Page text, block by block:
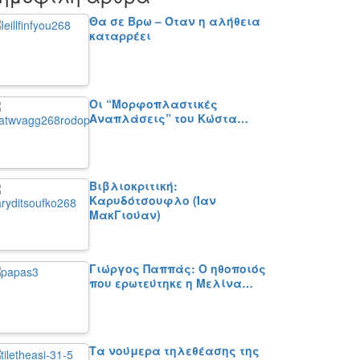
Θα σε Βρω – Όταν η αλήθεια
καταρρέει
Οι “Μορφοπλαστικές
Αναπλάσεις” του Κώστα…
Βιβλιοκριτική:
Καρυδότσουφλο (Ίαν
ΜακΓιούαν)
Γιώργος Παππάς: Ο ηθοποιός
που ερωτεύτηκε η Μελίνα…
Τα νούμερα τηλεθέασης της